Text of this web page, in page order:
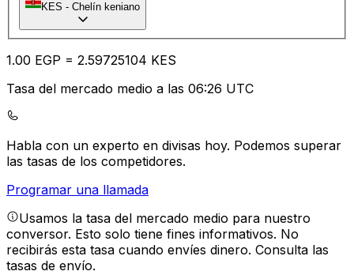
KES - Chelín keniano
1.00 EGP = 2.59725104 KES
Tasa del mercado medio a las 06:26 UTC
Habla con un experto en divisas hoy. Podemos superar
las tasas de los competidores.
Programar una llamada
Usamos la tasa del mercado medio para nuestro
conversor. Esto solo tiene fines informativos. No
recibirás esta tasa cuando envíes dinero. Consulta las
tasas de envío.